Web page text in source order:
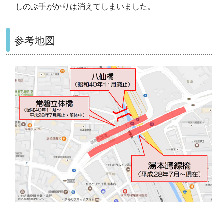
しのぶ手がかりは消えてしまいました。
参考地図